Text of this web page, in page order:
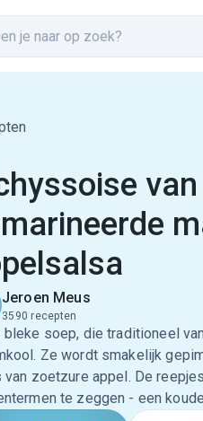
Jeroen Meus
3590 recepten
bleke soep, die traditioneel
Ze wordt smakelijk
van zoetzure appel. De
te zeggen - een